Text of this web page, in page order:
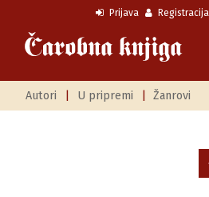
Prijava Registracija
Autori U pripremi Žanrovi